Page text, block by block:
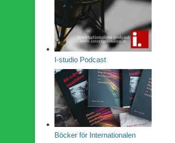
I-studio Podcast
Böcker för Internationalen